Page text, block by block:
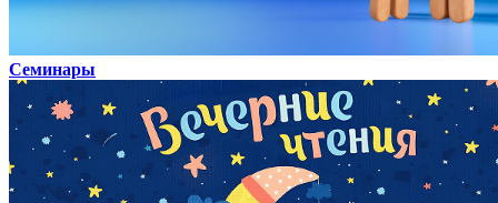
Семинары